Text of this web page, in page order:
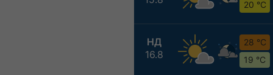
20 °C
НД
16.8
28 °C
19 °C